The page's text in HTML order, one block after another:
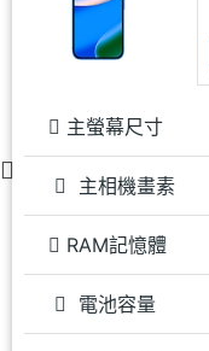
主螢幕尺寸
主相機畫素
RAM記憶體
電池容量